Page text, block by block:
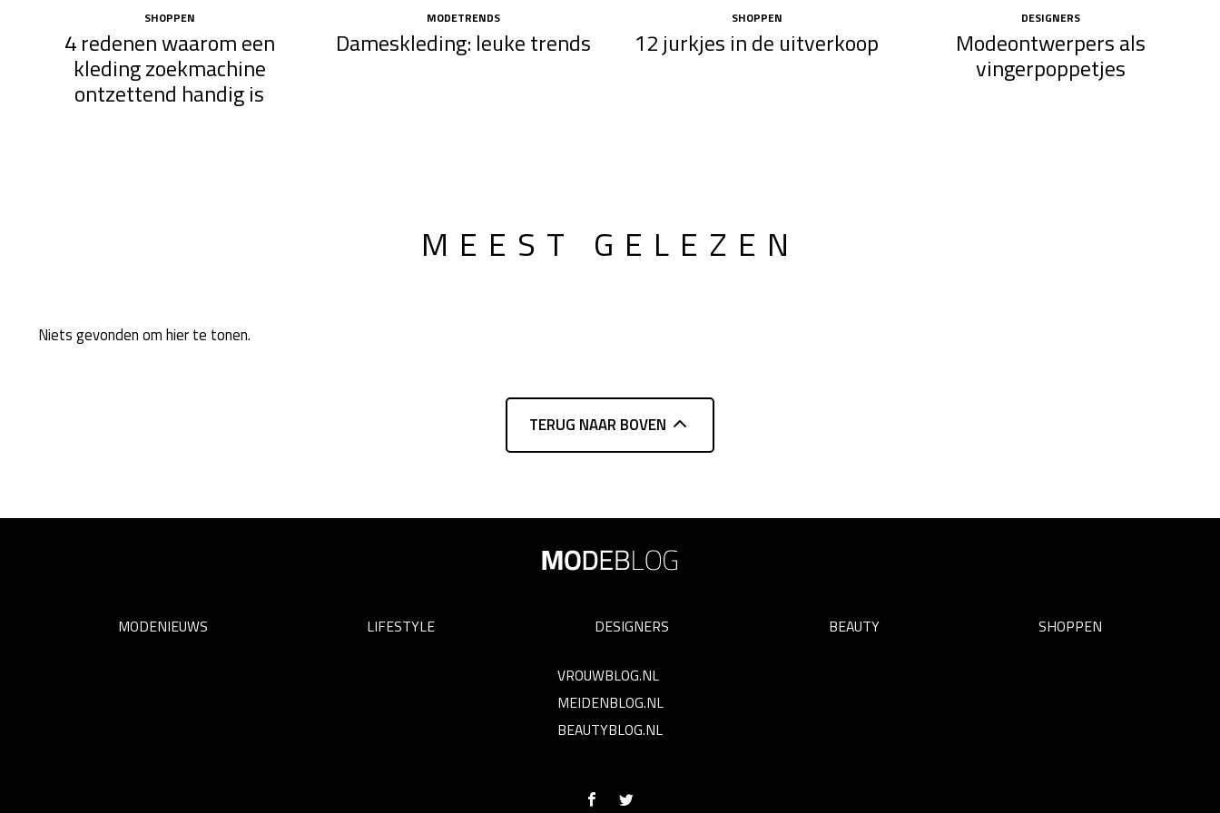
SHOPPEN
4 redenen waarom een
kleding zoekmachine
ontzettend handig is
MODETRENDS
Dameskleding: leuke trends
SHOPPEN
12 jurkjes in de uitverkoop
DESIGNERS
Modeontwerpers als
vingerpoppetjes
MEEST GELEZEN
Niets gevonden om hier te tonen.
TERUG NAAR BOVEN
MODENIEUWS LIFESTYLE DESIGNERS BEAUTY SHOPPEN
VROUWBLOG.NL
MEIDENBLOG.NL
BEAUTYBLOG.NL